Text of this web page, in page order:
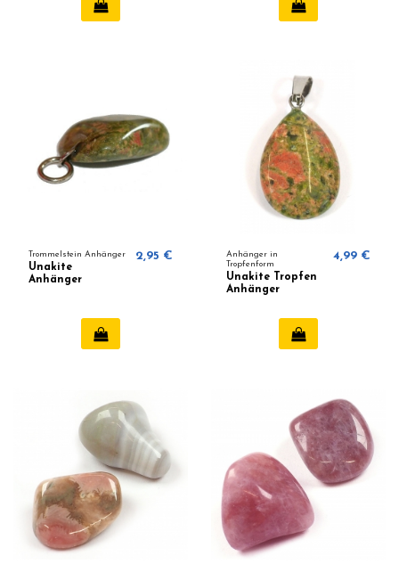
Trommelstein Anhänger
Unakite
Anhänger
2,95 €
Anhänger in
Tropfenform
Unakite Tropfen
Anhänger
4,99 €